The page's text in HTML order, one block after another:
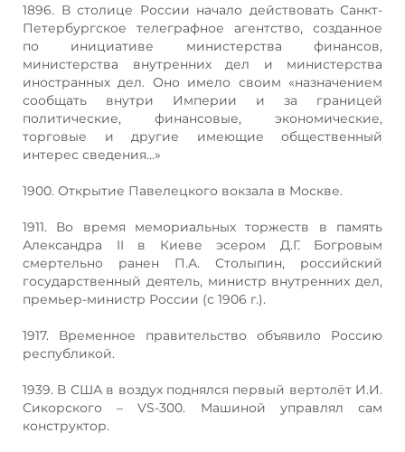
1896. В столице России начало действовать Санкт-
Петербургское телеграфное агентство, созданное
по инициативе министерства финансов,
министерства внутренних дел и министерства
иностранных дел. Оно имело своим «назначением
сообщать внутри Империи и за границей
политические, финансовые, экономические,
торговые и другие имеющие общественный
интерес сведения…»
1900. Открытие Павелецкого вокзала в Москве.
1911. Во время мемориальных торжеств в память
Александра II в Киеве эсером Д.Г. Богровым
смертельно ранен П.А. Столыпин, российский
государственный деятель, министр внутренних дел,
премьер-министр России (с 1906 г.).
1917. Временное правительство объявило Россию
республикой.
1939. В США в воздух поднялся первый вертолёт И.И.
Сикорского – VS-300. Машиной управлял сам
конструктор.